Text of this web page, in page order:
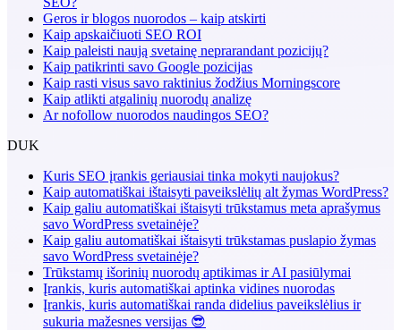
Geros ir blogos nuorodos – kaip atskirti
Kaip apskaičiuoti SEO ROI
Kaip paleisti naują svetainę neprarandant pozicijų?
Kaip patikrinti savo Google pozicijas
Kaip rasti visus savo raktinius žodžius Morningscore
Kaip atlikti atgalinių nuorodų analizę
Ar nofollow nuorodos naudingos SEO?
DUK
Kuris SEO įrankis geriausiai tinka mokyti naujokus?
Kaip automatiškai ištaisyti paveikslėlių alt žymas WordPress?
Kaip galiu automatiškai ištaisyti trūkstamus meta aprašymus
savo WordPress svetainėje?
Kaip galiu automatiškai ištaisyti trūkstamas puslapio žymas
savo WordPress svetainėje?
Trūkstamų išorinių nuorodų aptikimas ir AI pasiūlymai
Įrankis, kuris automatiškai aptinka vidines nuorodas
Įrankis, kuris automatiškai randa didelius paveikslėlius ir
sukuria mažesnes versijas 😎